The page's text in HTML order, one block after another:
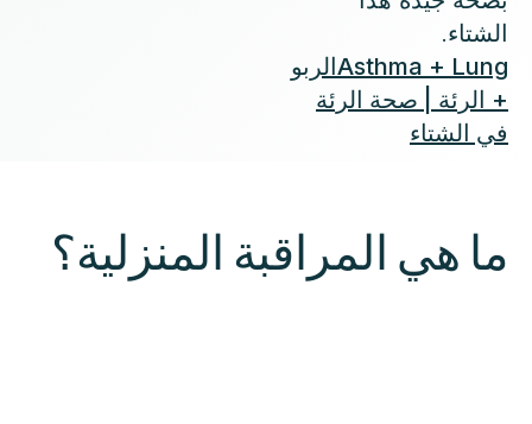
الشتاء.
Asthma + Lungالربو
+ الرئة | صحة الرئة
في الشتاء
ما هي المراقبة المنزلية؟